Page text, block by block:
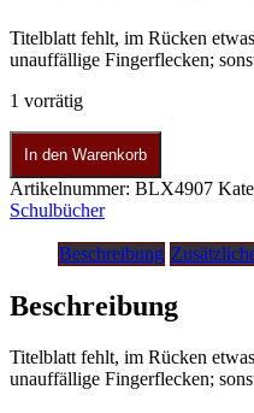
Titelblatt fehlt, im Rücken
unauffällige Fingerflecken;
1 vorrätig
In den Warenkorb
Artikelnummer: BLX4907
Schulbücher
Beschreibung
Beschreibung
Titelblatt fehlt, im Rücken
unauffällige Fingerflecken;